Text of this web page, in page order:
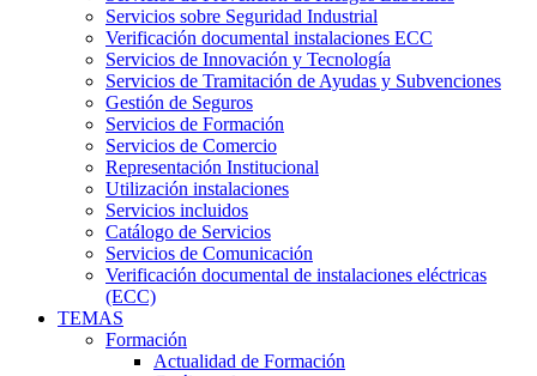
Servicios sobre Seguridad Industrial
Verificación documental instalaciones ECC
Servicios de Innovación y Tecnología
Servicios de Tramitación de Ayudas y Subvenciones
Gestión de Seguros
Servicios de Formación
Servicios de Comercio
Representación Institucional
Utilización instalaciones
Servicios incluidos
Catálogo de Servicios
Servicios de Comunicación
Verificación documental de instalaciones eléctricas
(ECC)
TEMAS
Formación
Actualidad de Formación